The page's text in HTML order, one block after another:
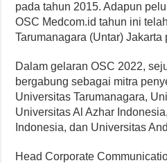
pada tahun 2015. Adapun
OSC Medcom.id tahun ini
Tarumanagara (Untar)
Dalam gelaran OSC 2022,
bergabung sebagai mitra
Universitas Tarumanagara,
Universitas Al Azhar
Indonesia, dan Universitas
Head Corporate